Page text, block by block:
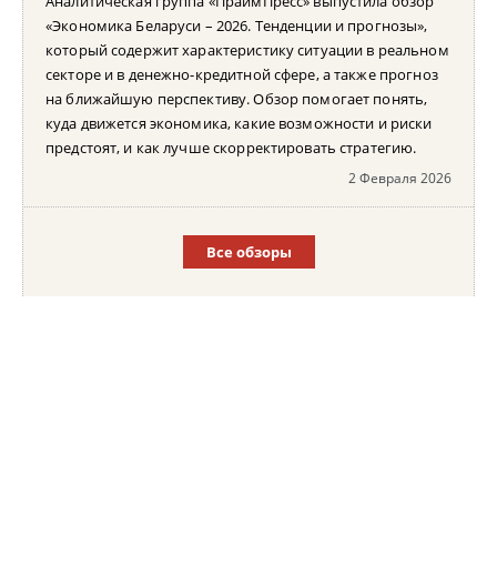
«Экономика Беларуси – 2026. Тенденции и прогнозы»,
который содержит характеристику ситуации в реальном
секторе и в денежно-кредитной сфере, а также прогноз
на ближайшую перспективу. Обзор помогает понять,
куда движется экономика, какие возможности и риски
предстоят, и как лучше скорректировать стратегию.
2 Февраля 2026
Все обзоры